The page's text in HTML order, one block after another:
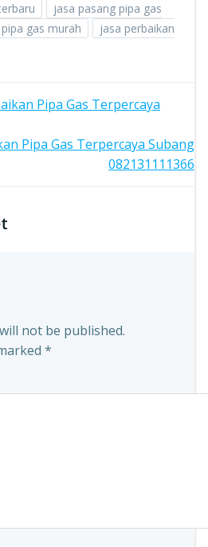
jasa pasang pipa gas
gas murah
jasa perbaikan
Pipa Gas Terpercaya
Pipa Gas Terpercaya Subang
082131111366
not be published.
*